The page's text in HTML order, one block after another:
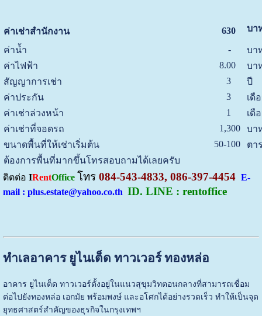
ค่าเช่าสำนักงาน 630 บา
ค่าน้ำ -
บา
ค่าไฟฟ้า
8.00
บา
สัญญาการเช่า
3
ปี
ค่าประกัน
3
เดื
ค่าเช่าล่วงหน้า
1
เดื
ค่าเช่าที่จอดรถ
1,300
บา
ขนาดพื้นที่ให้เช่าเริ่มต้น
50-100
ตา
ต้องการพื้นที่มากขึ้นโทรสอบถามได้เลยครับ
ติตต่อ IRentOffice โทร084-543-4833, 086-397-4454 E-
mail : plus.estate@yahoo.co.th ID. LINE : rentoffice
ทำเลอาคาร ยูไนเต็ด ทาวเวอร์ ทองหล่อ
อาคาร ยูไนเต็ด ทาวเวอร์ตั้งอยู่ในแนวสุขุมวิทตอนกลางที่สามารถเชื่อม
ต่อไปยังทองหล่อ เอกมัย พร้อมพงษ์ และอโศกได้อย่างรวดเร็ว ทำให้เป็นจุด
ยุทธศาสตร์สำคัญของธุรกิจในกรุงเทพฯ